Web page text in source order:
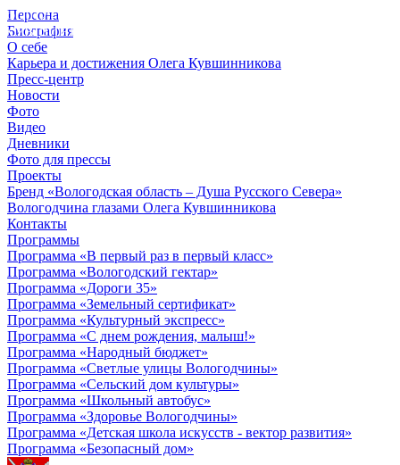
Персона
Биография
О себе
Карьера и достижения Олега Кувшинникова
Пресс-центр
Новости
Фото
Видео
Дневники
Фото для прессы
Проекты
Бренд «Вологодская область – Душа Русского Севера»
Вологодчина глазами Олега Кувшинникова
Контакты
Программы
Программа «В первый раз в первый класс»
Программа «Вологодский гектар»
Программа «Дороги 35»
Программа «Земельный сертификат»
Программа «Культурный экспресс»
Программа «С днем рождения, малыш!»
Программа «Народный бюджет»
Программа «Светлые улицы Вологодчины»
Программа «Сельский дом культуры»
Программа «Школьный автобус»
Программа «Здоровье Вологодчины»
Программа «Детская школа искусств - вектор развития»
Программа «Безопасный дом»
© 2012 - 2023,
КУВШИННИКОВ О.А.